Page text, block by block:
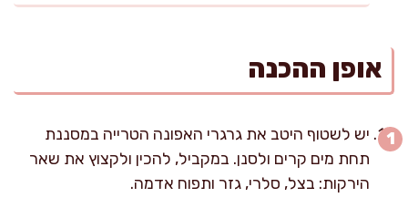
אופן ההכנה
יש לשטוף היטב את גרגרי האפונה הטרייה במסננת
תחת מים קרים ולסנן. במקביל, להכין ולקצוץ את שאר
הירקות: בצל, סלרי, גזר ותפוח אדמה.